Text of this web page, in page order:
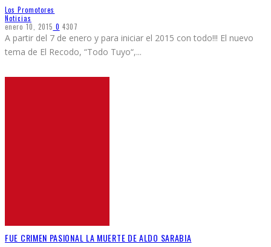
Los Promotores
Noticias
enero 10, 2015 0 4307
A partir del 7 de enero y para iniciar el 2015 con todo!!! El nuevo
tema de El Recodo, “Todo Tuyo“,...
FUE CRIMEN PASIONAL LA MUERTE DE ALDO SARABIA